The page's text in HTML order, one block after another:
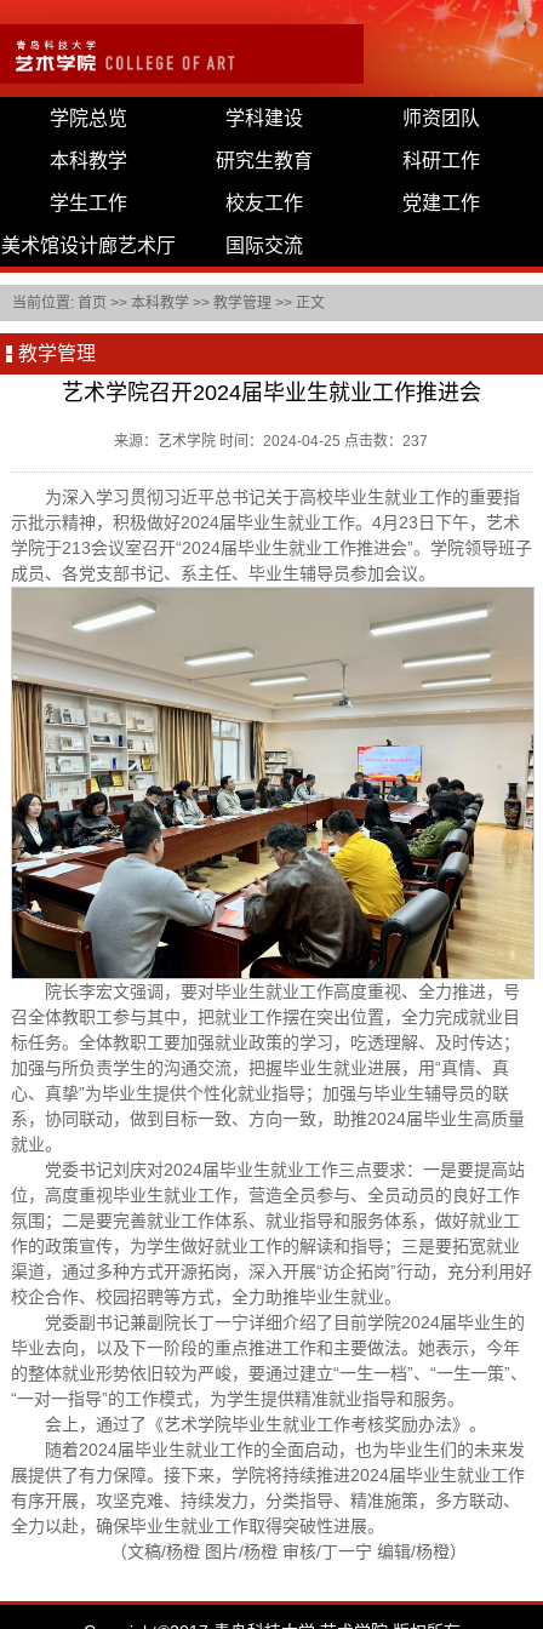
学院总览 学科建设 师资团队
本科教学 研究生教育 科研工作
学生工作 校友工作 党建工作
美术馆设计廊艺术厅 国际交流
当前位置: 首页 >> 本科教学 >> 教学管理 >> 正文
教学管理
艺术学院召开2024届毕业生就业工作推进会
来源：艺术学院 时间：2024-04-25 点击数：237
为深入学习贯彻习近平总书记关于高校毕业生就业工作的重要指
示批示精神，积极做好2024届毕业生就业工作。4月23日下午，艺术
学院于213会议室召开“2024届毕业生就业工作推进会”。学院领导班子
成员、各党支部书记、系主任、毕业生辅导员参加会议。
院长李宏文强调，要对毕业生就业工作高度重视、全力推进，号
召全体教职工参与其中，把就业工作摆在突出位置，全力完成就业目
标任务。全体教职工要加强就业政策的学习，吃透理解、及时传达；
加强与所负责学生的沟通交流，把握毕业生就业进展，用“真情、真
心、真挚”为毕业生提供个性化就业指导；加强与毕业生辅导员的联
系，协同联动，做到目标一致、方向一致，助推2024届毕业生高质量
就业。
党委书记刘庆对2024届毕业生就业工作三点要求：一是要提高站
位，高度重视毕业生就业工作，营造全员参与、全员动员的良好工作
氛围；二是要完善就业工作体系、就业指导和服务体系，做好就业工
作的政策宣传，为学生做好就业工作的解读和指导；三是要拓宽就业
渠道，通过多种方式开源拓岗，深入开展“访企拓岗”行动，充分利用好
校企合作、校园招聘等方式，全力助推毕业生就业。
党委副书记兼副院长丁一宁详细介绍了目前学院2024届毕业生的
毕业去向，以及下一阶段的重点推进工作和主要做法。她表示，今年
的整体就业形势依旧较为严峻，要通过建立“一生一档”、“一生一策”、
“一对一指导”的工作模式，为学生提供精准就业指导和服务。
会上，通过了《艺术学院毕业生就业工作考核奖励办法》。
随着2024届毕业生就业工作的全面启动，也为毕业生们的未来发
展提供了有力保障。接下来，学院将持续推进2024届毕业生就业工作
有序开展，攻坚克难、持续发力，分类指导、精准施策，多方联动、
全力以赴，确保毕业生就业工作取得突破性进展。
（文稿/杨橙 图片/杨橙 审核/丁一宁 编辑/杨橙）